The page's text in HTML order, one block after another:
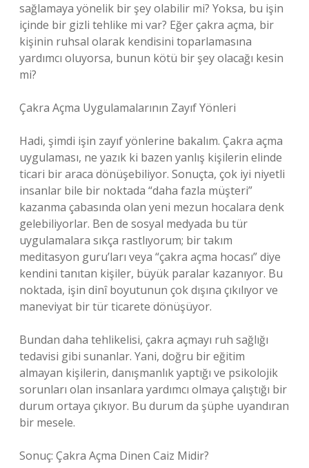
sağlamaya yönelik bir şey olabilir mi? Yoksa, bu işin
içinde bir gizli tehlike mi var? Eğer çakra açma, bir
kişinin ruhsal olarak kendisini toparlamasına
yardımcı oluyorsa, bunun kötü bir şey olacağı kesin
mi?
Çakra Açma Uygulamalarının Zayıf Yönleri
Hadi, şimdi işin zayıf yönlerine bakalım. Çakra açma
uygulaması, ne yazık ki bazen yanlış kişilerin elinde
ticari bir araca dönüşebiliyor. Sonuçta, çok iyi niyetli
insanlar bile bir noktada “daha fazla müşteri”
kazanma çabasında olan yeni mezun hocalara denk
gelebiliyorlar. Ben de sosyal medyada bu tür
uygulamalara sıkça rastlıyorum; bir takım
meditasyon guru’ları veya “çakra açma hocası” diye
kendini tanıtan kişiler, büyük paralar kazanıyor. Bu
noktada, işin dinî boyutunun çok dışına çıkılıyor ve
maneviyat bir tür ticarete dönüşüyor.
Bundan daha tehlikelisi, çakra açmayı ruh sağlığı
tedavisi gibi sunanlar. Yani, doğru bir eğitim
almayan kişilerin, danışmanlık yaptığı ve psikolojik
sorunları olan insanlara yardımcı olmaya çalıştığı bir
durum ortaya çıkıyor. Bu durum da şüphe uyandıran
bir mesele.
Sonuç: Çakra Açma Dinen Caiz Midir?